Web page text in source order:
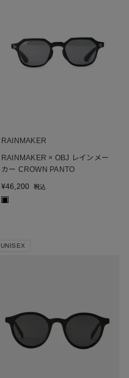
RAINMAKER
RAINMAKER × OBJ レインメー
カー CROWN PANTO
¥46,200 税込
■
UNISEX